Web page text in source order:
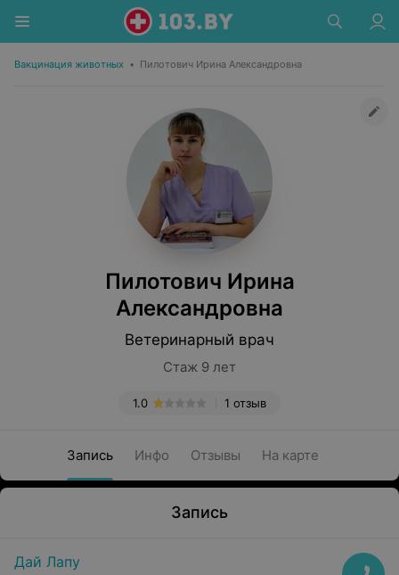
Вакцинация животных • Пилотович Ирина Александровна
Пилотович Ирина
Александровна
Ветеринарный врач
Стаж 9 лет
1 отзыв
1.0
Запись Инфо Отзывы На карте
Запись
Дай Лапу